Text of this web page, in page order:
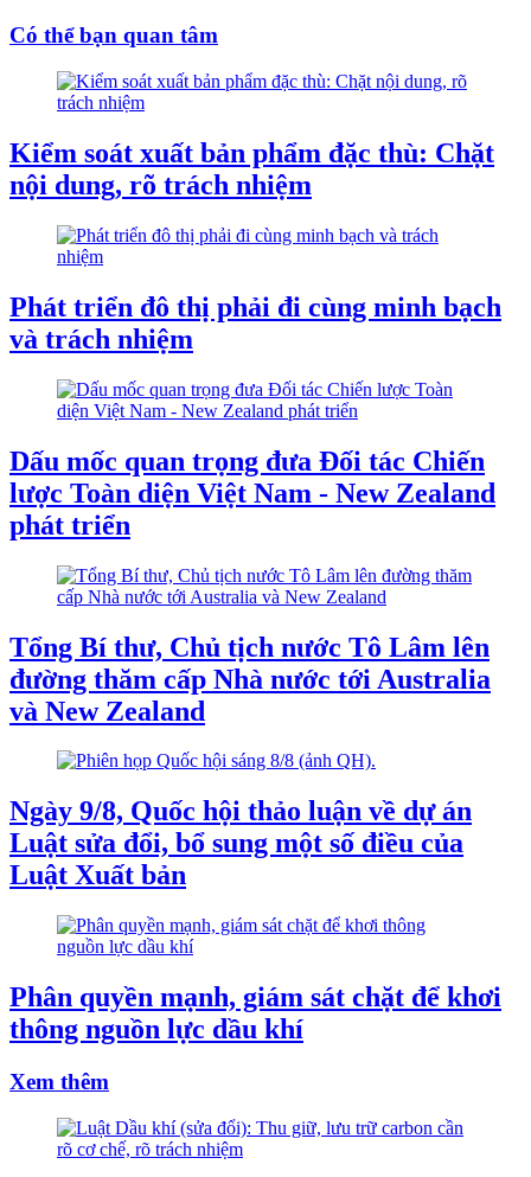
Có thể bạn quan tâm
Kiểm soát xuất bản phẩm đặc thù: Chặt
nội dung, rõ trách nhiệm
Phát triển đô thị phải đi cùng minh bạch
và trách nhiệm
Dấu mốc quan trọng đưa Đối tác Chiến
lược Toàn diện Việt Nam - New Zealand
phát triển
Tổng Bí thư, Chủ tịch nước Tô Lâm lên
đường thăm cấp Nhà nước tới Australia
và New Zealand
Ngày 9/8, Quốc hội thảo luận về dự án
Luật sửa đổi, bổ sung một số điều của
Luật Xuất bản
Phân quyền mạnh, giám sát chặt để khơi
thông nguồn lực dầu khí
Xem thêm